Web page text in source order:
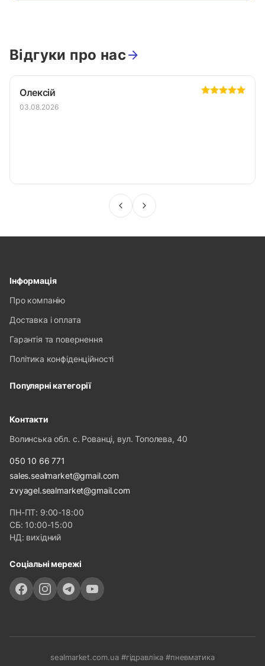
Відгуки про нас
Олексій
03.08.2026
Інформація
Про компанію
Доставка і оплата
Гарантія та повернення
Політика конфіденційності
Популярні категорії
Контакти
Волинська обл. с. Рованці, вул. Тополева, 40
050 10 66 771
sales.sealmarket@gmail.com
zvyagel.sealmarket@gmail.com
ПН-ПТ: 9:00-18:00
СБ: 10:00-15:00
НД: вихідний
Соціальні мережі
sealmarket.com.ua #гідравліка #пневматика